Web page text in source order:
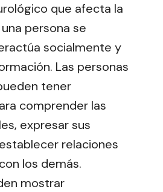
que afecta la
persona se
socialmente y
Las personas
tener
comprender las
expresar sus
relaciones
los demás.
mostrar